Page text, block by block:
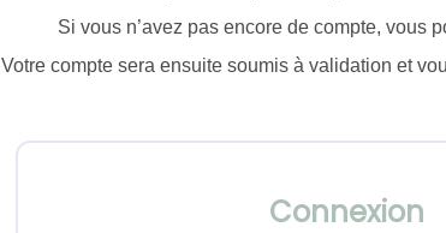
Si vous n’avez pas encore de compte, vous
Votre compte sera ensuite soumis à validation et
Connexion